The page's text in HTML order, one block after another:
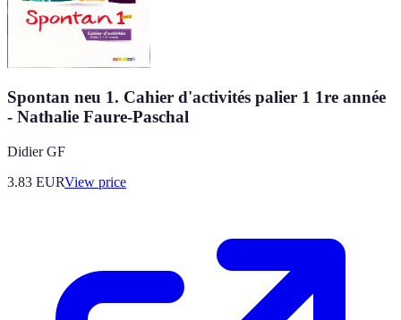
Spontan neu 1. Cahier d'activités palier 1 1re année
- Nathalie Faure-Paschal
Didier GF
3.83 EURView price